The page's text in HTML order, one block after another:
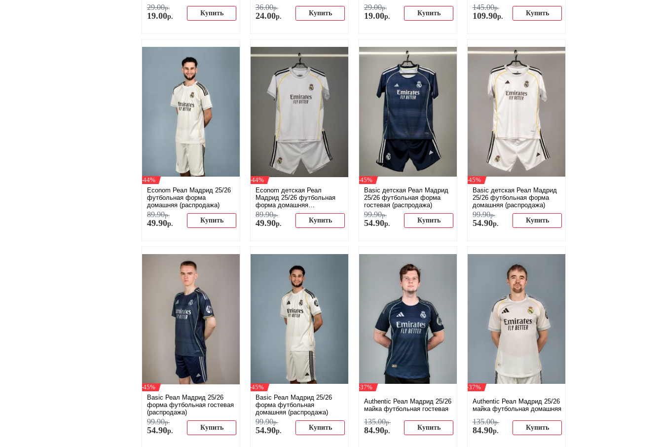
29.00р.
19.00р. Купить
36.00р.
24.00р. Купить
29.00р.
19.00р. Купить
145.00р.
109.90р. Купить
-44%
Econom Реал Мадрид 25/26
футбольная форма
домашняя (распродажа)
89.90р.
49.90р. Купить
-44%
Econom детская Реал
Мадрид 25/26 футбольная
форма домашняя
(распродажа)
89.90р.
49.90р. Купить
-45%
Basic детская Реал Мадрид
25/26 футбольная форма
гостевая (распродажа)
99.90р.
54.90р. Купить
-45%
Basic детская Реал Мадрид
25/26 футбольная форма
домашняя (распродажа)
99.90р.
54.90р. Купить
-45%
Basic Реал Мадрид 25/26
форма футбольная гостевая
(распродажа)
99.90р.
54.90р. Купить
-45%
Basic Реал Мадрид 25/26
форма футбольная
домашняя (распродажа)
99.90р.
54.90р. Купить
-37%
Authentic Реал Мадрид 25/26
майка футбольная гостевая
135.00р.
84.90р. Купить
-37%
Authentic Реал Мадрид 25/26
майка футбольная домашняя
135.00р.
84.90р. Купить